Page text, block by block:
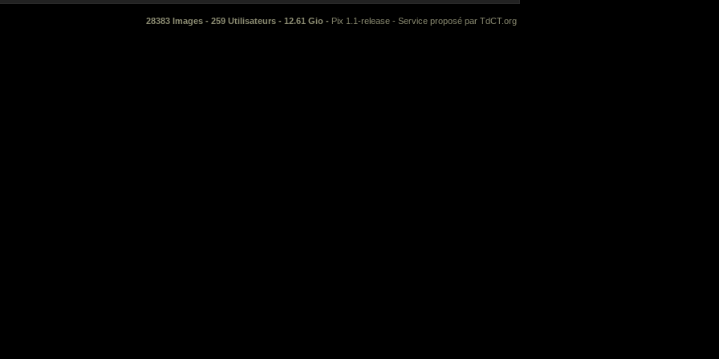
28383 Images - 259 Utilisateurs - 12.61 Gio - Pix 1.1-release - Service proposé par TdCT.org